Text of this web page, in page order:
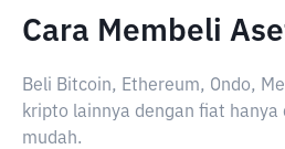
Cara Membeli
Beli Bitcoin, Ethereum, Ondo,
kripto lainnya dengan fiat hanya
mudah.